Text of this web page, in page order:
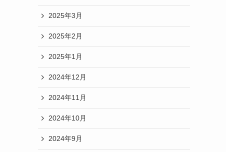
2025年3月
2025年2月
2025年1月
2024年12月
2024年11月
2024年10月
2024年9月